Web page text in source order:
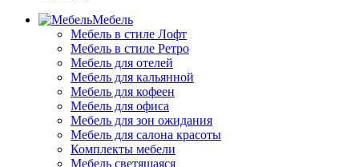
Мебель
Мебель в стиле Лофт
Мебель в стиле Ретро
Мебель для отелей
Мебель для кальянной
Мебель для кофеен
Мебель для офиса
Мебель для зон ожидания
Мебель для салона красоты
Комплекты мебели
Мебель светящаяся